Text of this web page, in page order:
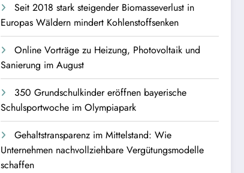
Seit 2018 stark steigender Biomasseverlust in
Europas Wäldern mindert Kohlenstoffsenken
Online Vorträge zu Heizung, Photovoltaik und
Sanierung im August
350 Grundschulkinder eröffnen bayerische
Schulsportwoche im Olympiapark
Gehaltstransparenz im Mittelstand: Wie
Unternehmen nachvollziehbare Vergütungsmodelle
schaffen